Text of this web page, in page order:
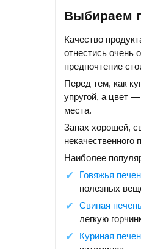
Выбираем
Качество
отнестись очень
предпочтение
Перед тем, как
упругой, а цвет
места.
Запах хорошей,
некачественного
Наиболее
Говяжья
полезных
Свиная
легкую
Куриная